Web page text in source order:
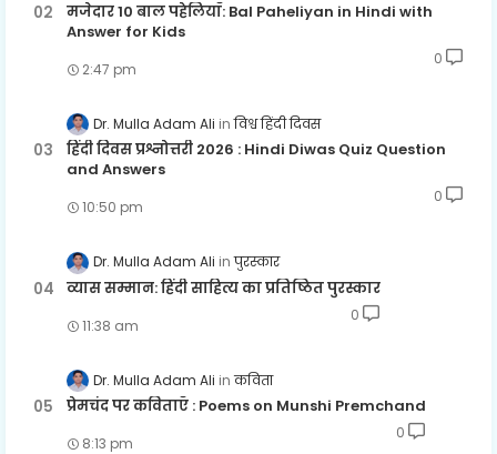
मजेदार 10 बाल पहेलियाँ: Bal Paheliyan in Hindi with
Answer for Kids
2:47 pm
0
Dr. Mulla Adam Ali विश्व हिंदी दिवस
हिंदी दिवस प्रश्नोत्तरी 2026 : Hindi Diwas Quiz Question
and Answers
10:50 pm
0
Dr. Mulla Adam Ali पुरस्कार
व्यास सम्मान: हिंदी साहित्य का प्रतिष्ठित पुरस्कार
11:38 am
0
Dr. Mulla Adam Ali कविता
प्रेमचंद पर कविताएँ : Poems on Munshi Premchand
8:13 pm
0